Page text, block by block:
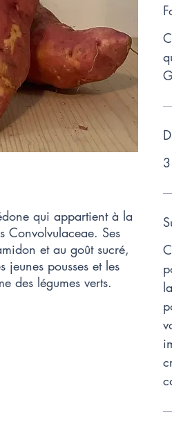
qui appartient à la
Convolvulaceae. Ses
et au goût sucré,
jeunes pousses et les
des légumes verts.